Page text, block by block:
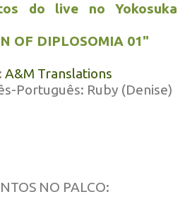
do live no Yokosuka
OF DIPLOSOMIA 01"
A&M Translations
Português: Ruby (Denise)
NO PALCO: